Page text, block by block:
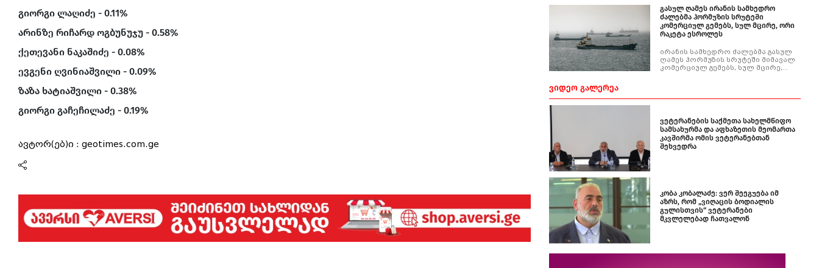
გიორგი ლაღიძე - 0.11%
არინზე რიჩარდ ოგბუნუჯუ - 0.58%
ქეთევანი ნაკაშიძე - 0.08%
ევგენი ღვინიაშვილი - 0.09%
ზაზა ხატიაშვილი - 0.38%
გიორგი გაჩეჩილაძე - 0.19%
ავტორ(ებ)ი : geotimes.com.ge
ერთობლივ განცხადებას მიიღებენ.
გასულ ღამეს ირანის სამხედრო
ძალებმა ჰორმუზის სრუტეში
კომერციულ გემებს, სულ მცირე, ორი
რაკეტა ესროლეს
ირანის სამხედრო ძალებმა გასულ
ღამეს ჰორმუზის სრუტეში მიმავალ
კომერციულ გემებს, სულ მცირე,
დაყრდნობით ავრცელებს.
ᲕᲘᲓᲔᲝ ᲒᲐᲚᲔᲠᲔᲐ
ვეტერანების საქმეთა სახელმწიფო
სამსახურმა და აფხაზეთის მეომართა
კავშირმა ომის ვეტერანებთან
შეხვედრა
კობა კობალაძე: ვერ შეეგუება იმ
აზრს, რომ „ვიღაცის ბოდიალის
გულისთვის“ ვეტერანები
მკვლელებად ჩათვალონ